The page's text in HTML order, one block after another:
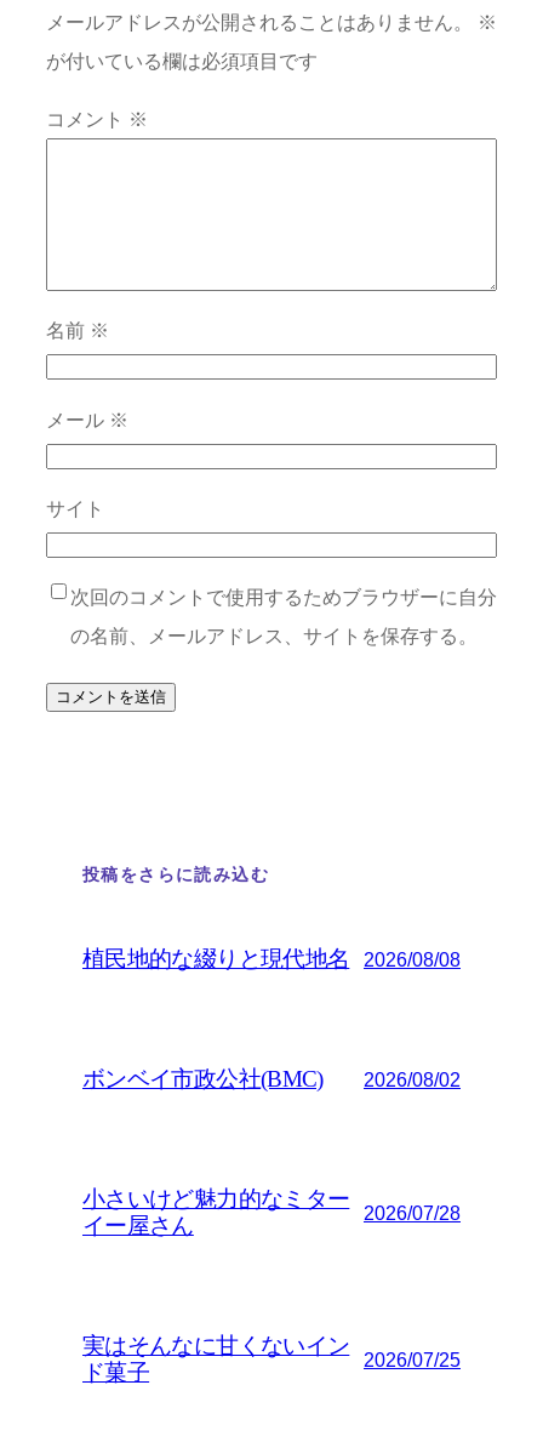
メールアドレスが公開されることはありません。
※
が付いている欄は必須項目です
コメント ※
名前 ※
メール ※
サイト
次回のコメントで使用するためブラウザーに自分
の名前、メールアドレス、サイトを保存する。
投稿をさらに読み込む
植民地的な綴りと現代地名 2026/08/08
ボンベイ市政公社(BMC) 2026/08/02
小さいけど魅力的なミター
イー屋さん
2026/07/28
実はそんなに甘くないイン
ド菓子
2026/07/25